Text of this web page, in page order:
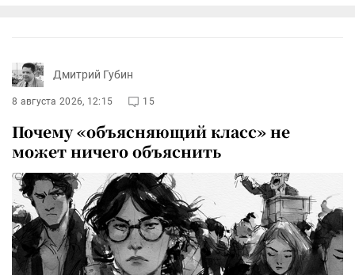
Дмитрий Губин
8 августа 2026, 12:15 15
Почему «объясняющий класс» не
может ничего объяснить